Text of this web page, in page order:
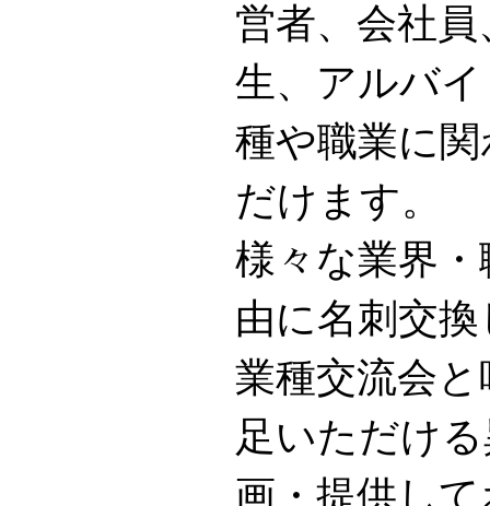
営者、会社
生、アルバ
種や職業に
だけます。
様々な業界
由に名刺交
業種交流会
足いただけ
画・提供し